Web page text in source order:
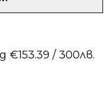
/ 300лв.